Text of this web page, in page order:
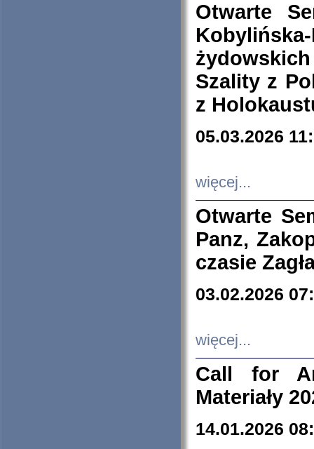
Otwarte
Szality z
z
05.03.2026
więcej...
Otwarte
Panz,
czasie
03.02.2026
więcej...
Call for
Materiały
14.01.2026